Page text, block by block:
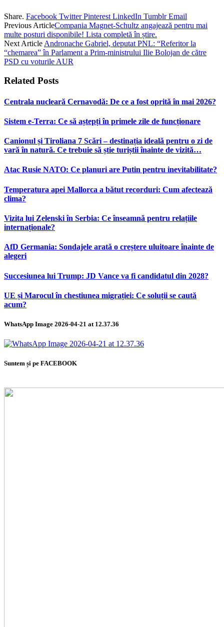
Share. Facebook Twitter Pinterest LinkedIn Tumblr Email
Previous ArticleCompania Magnet-Schultz angajează pentru mai
multe posturi disponibile! Lista completă în știre.
Next Article Andronache Gabriel, deputat PNL: “Referitor la
“chemarea” în Parlament a Prim-ministrului Ilie Bolojan de către
PSD cu voturile AUR
Related Posts
Centrala nucleară Cernavodă: De ce a fost oprită în mai 2026?
Sistem e-Terra: Ce să aștepți în primele zile de funcționare
Canionul și Tiroliana 7 Scări – destinația ideală pentru o zi de
vară în natură. Ce trebuie să știe turiștii înainte de vizită…
Atac Rusie NATO: Ce planuri are Putin pentru inevitabilitate?
Temperatura apei Mallorca a bătut recorduri: Cum afectează
clima?
Vizita lui Zelenski în Serbia: Ce înseamnă pentru relațiile
internaționale?
AfD Germania: Sondajele arată o creștere uluitoare înainte de
alegeri
Succesiunea lui Trump: JD Vance va fi candidatul din 2028?
UE și Marocul în chestiunea migrației: Ce soluții se caută
acum?
WhatsApp Image 2026-04-21 at 12.37.36
Suntem și pe FACEBOOK